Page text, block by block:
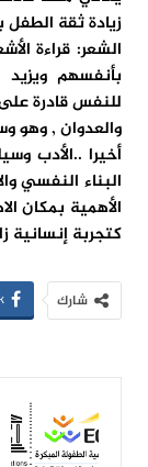
زيادة ثقة الطفل
الشعر: قراءة
بأنفسهم
للنفس قادرة
والعدوان , وهو
أخيرا ..الأدب
البناء النفسي
الأهمية بمكان
كتجربة إنسانية
شارك